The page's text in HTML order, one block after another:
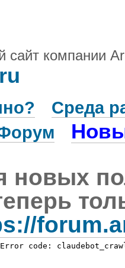
компании
Среда
новых